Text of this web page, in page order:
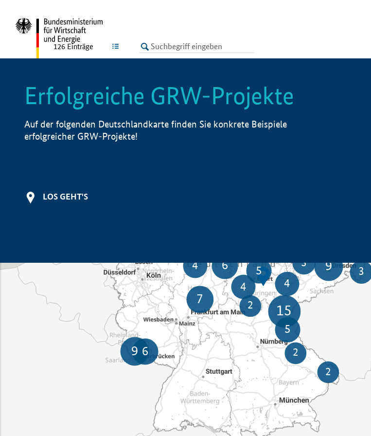
LISTE
126 Einträge
Erfolgreiche GRW-Projekte
Auf der folgenden Deutschlandkarte finden Sie konkrete Beispiele
erfolgreicher GRW-Projekte!
LOS GEHT'S